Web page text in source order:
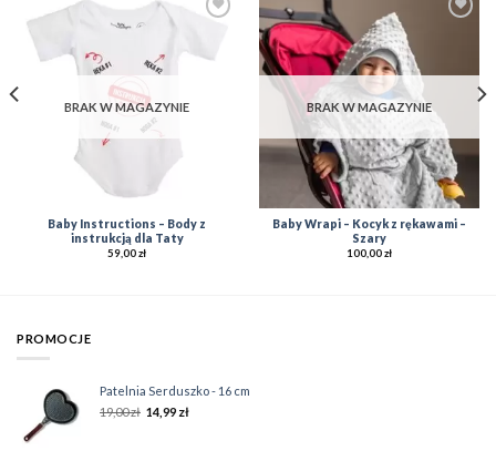
BRAK W MAGAZYNIE
Baby Instructions – Body z
instrukcją dla Taty
59,00zł
BRAK W MAGAZYNIE
Baby Wrapi – Kocyk z rękawami –
Szary
100,00zł
PROMOCJE
Patelnia Serduszko - 16 cm
19,00zł 14,99 zł